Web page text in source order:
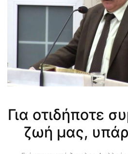
Για οτιδήποτε
ζωή μας,